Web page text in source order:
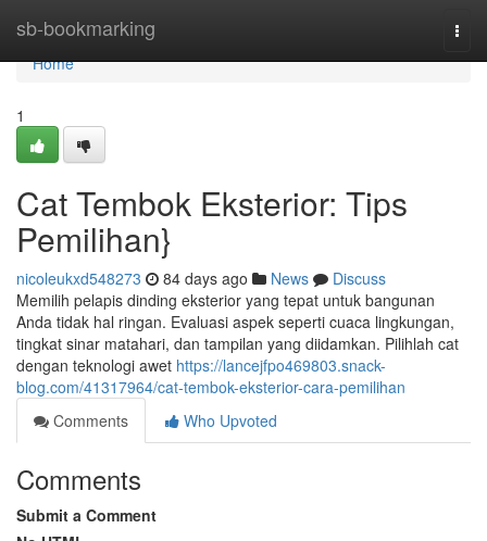
sb-bookmarking
Home
Home
1
Cat Tembok Eksterior: Tips
Pemilihan}
nicoleukxd548273 84 days ago News
Discuss
Memilih pelapis dinding eksterior yang tepat untuk bangunan
Anda tidak hal ringan. Evaluasi aspek seperti cuaca lingkungan,
tingkat sinar matahari, dan tampilan yang diidamkan. Pilihlah cat
dengan teknologi awet https://lancejfpo469803.snack-
blog.com/41317964/cat-tembok-eksterior-cara-pemilihan
Comments
Who Upvoted
Comments
Submit a Comment